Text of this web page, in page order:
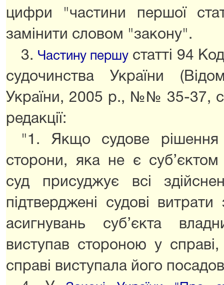
цифри "частини першої
замінити словом "закону".
3. Частину першу статті 94
судочинства України
України, 2005 р., №№ 35-37,
редакції:
"1. Якщо судове рішення
сторони, яка не є
суд присуджує всі
підтверджені судові
асигнувань суб’єкта
виступав стороною у
справі виступала його